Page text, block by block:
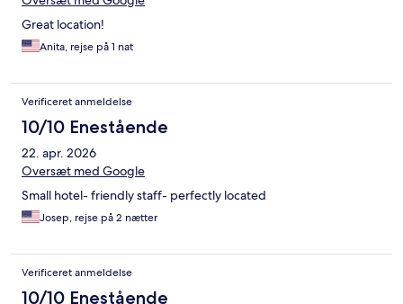
Great location!
Anita, rejse på 1 nat
Verificeret anmeldelse
10/10 Enestående
22. apr. 2026
Oversæt med Google
Small hotel- friendly staff- perfectly located
Josep, rejse på 2 nætter
Verificeret anmeldelse
10/10 Enestående